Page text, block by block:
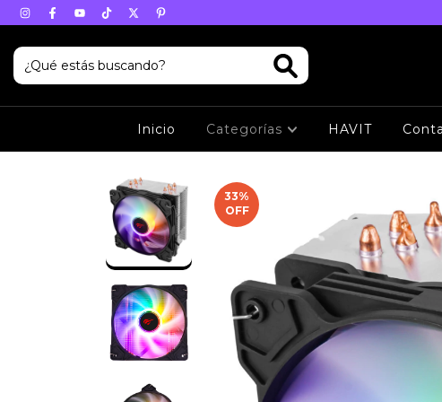
Inicio Categorías HAVIT
33%
OFF